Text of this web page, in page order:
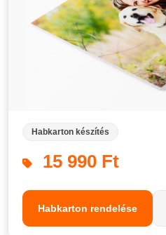
Habkarton készítés
15 990 Ft
Habkarton rendelése